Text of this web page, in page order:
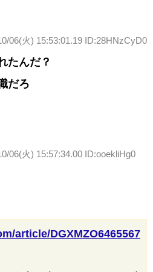
06(火) 15:53:01.19 ID:28HNzCyD0
たんだ？
だろ
06(火) 15:57:34.00 ID:ooekliHg0
article/DGXMZO6465567